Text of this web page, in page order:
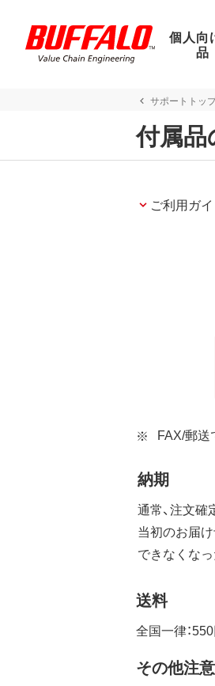
個人向
品
サポートトッ
付属
ご利用ガ
FAX/郵送
納期
通常、注文確
当初のお届
できなくな
送料
全国一律：
その他注